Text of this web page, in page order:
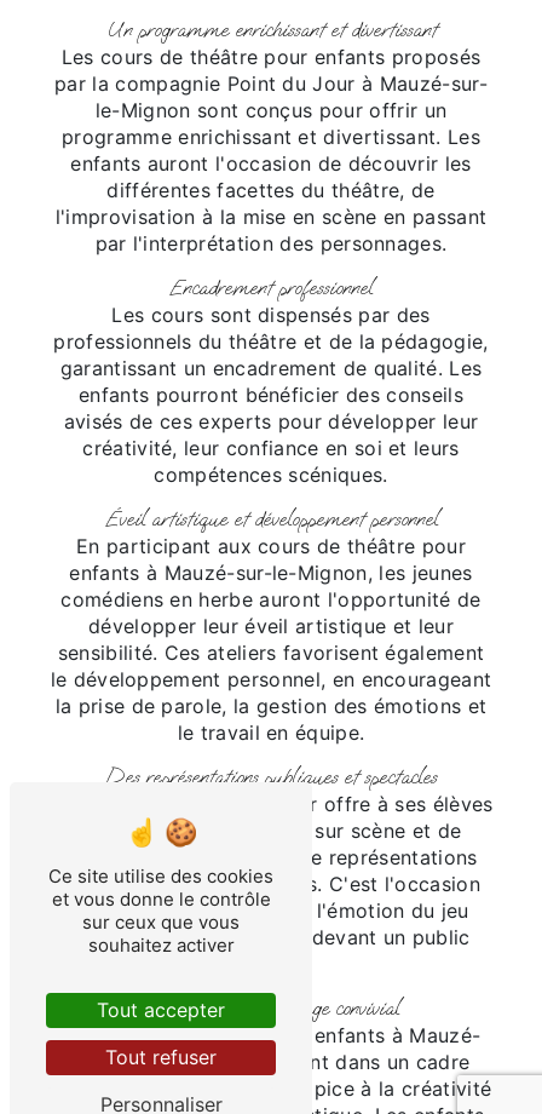
Un programme enrichissant et divertissant
Les cours de théâtre pour enfants proposés
par la compagnie Point du Jour à Mauzé-sur-
le-Mignon sont conçus pour offrir un
programme enrichissant et divertissant. Les
enfants auront l'occasion de découvrir les
différentes facettes du théâtre, de
l'improvisation à la mise en scène en passant
par l'interprétation des personnages.
Encadrement professionnel
Les cours sont dispensés par des
professionnels du théâtre et de la pédagogie,
garantissant un encadrement de qualité. Les
enfants pourront bénéficier des conseils
avisés de ces experts pour développer leur
créativité, leur confiance en soi et leurs
compétences scéniques.
Éveil artistique et développement personnel
En participant aux cours de théâtre pour
enfants à Mauzé-sur-le-Mignon, les jeunes
comédiens en herbe auront l'opportunité de
développer leur éveil artistique et leur
sensibilité. Ces ateliers favorisent également
le développement personnel, en encourageant
la prise de parole, la gestion des émotions et
le travail en équipe.
Des représentations publiques et spectacles
La compagnie Point du Jour offre à ses élèves
l'opportunité de monter sur scène et de
partager leur talent lors de représentations
publiques et de spectacles. C'est l'occasion
pour les enfants de vivre l'émotion du jeu
théâtral et de s'épanouir devant un public
Un lieu d'apprentissage convivial
Les cours de théâtre pour enfants à Mauzé-
sur-le-Mignon se déroulent dans un cadre
convivial et chaleureux, propice à la créativité
Ce site utilise des cookies
et vous donne le contrôle
sur ceux que vous
souhaitez activer
Tout accepter
Tout refuser
Personnaliser